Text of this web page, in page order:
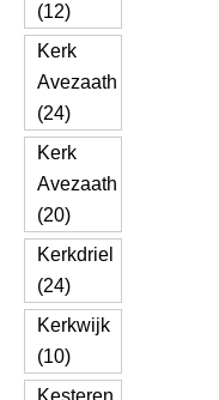
(12)
Kerk
Avezaath
(24)
Kerk
Avezaath
(20)
Kerkdriel
(24)
Kerkwijk
(10)
Kesteren